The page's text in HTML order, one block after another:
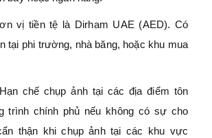
vị tiền tệ là Dirham UAE (AED). Có
tại phi trường, nhà băng, hoặc khu mua
chế chụp ảnh tại các địa điểm tôn
trình chính phủ nếu không có sự cho
thận khi chụp ảnh tại các khu vực